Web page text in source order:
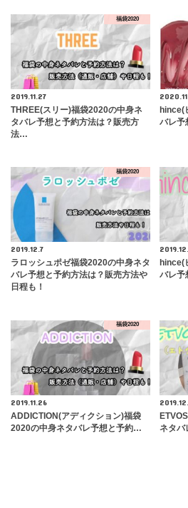
福袋2020
2019.11.27
THREE(スリー)福袋2020の中身ネ
タバレ予想と予約方法は？販売方
法…
hince(
バレ予
福袋2020
2019.12.7
ラロッシュポゼ福袋2020の中身ネタ
バレ予想と予約方法は？販売方法や
日程も！
hince(
バレ予
福袋2020
2019.11.26
ADDICTION(アディクション)福袋
2020の中身ネタバレ予想と予約…
ネタバ